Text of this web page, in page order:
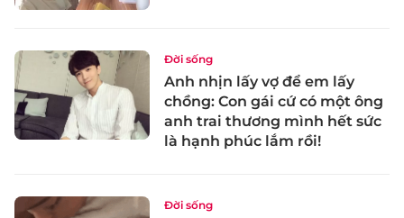
Đời sống
Anh nhịn lấy vợ để em lấy
chồng: Con gái cứ có một ông
anh trai thương mình hết sức
là hạnh phúc lắm rồi!
Đời sống